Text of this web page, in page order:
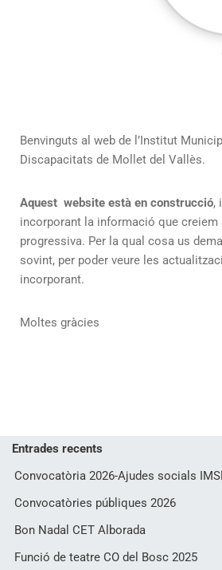
Benvinguts al web de l’Institut
Discapacitats de Mollet del Vallès.
Aquest website està en construcció,
incorporant la informació que creiem
progressiva. Per la qual cosa us
sovint, per poder veure les
incorporant.
Moltes gràcies
Entrades recents
Convocatòria 2026-Ajudes socials
Convocatòries públiques 2026
Bon Nadal CET Alborada
Funció de teatre CO del Bosc 2025